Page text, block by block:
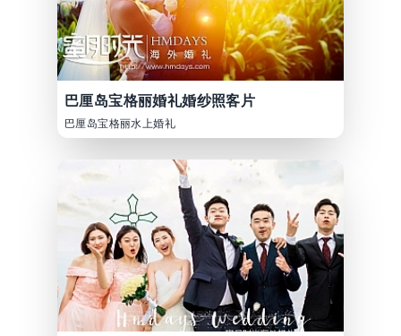
巴厘岛宝格丽婚礼婚纱照客片
巴厘岛宝格丽水上婚礼